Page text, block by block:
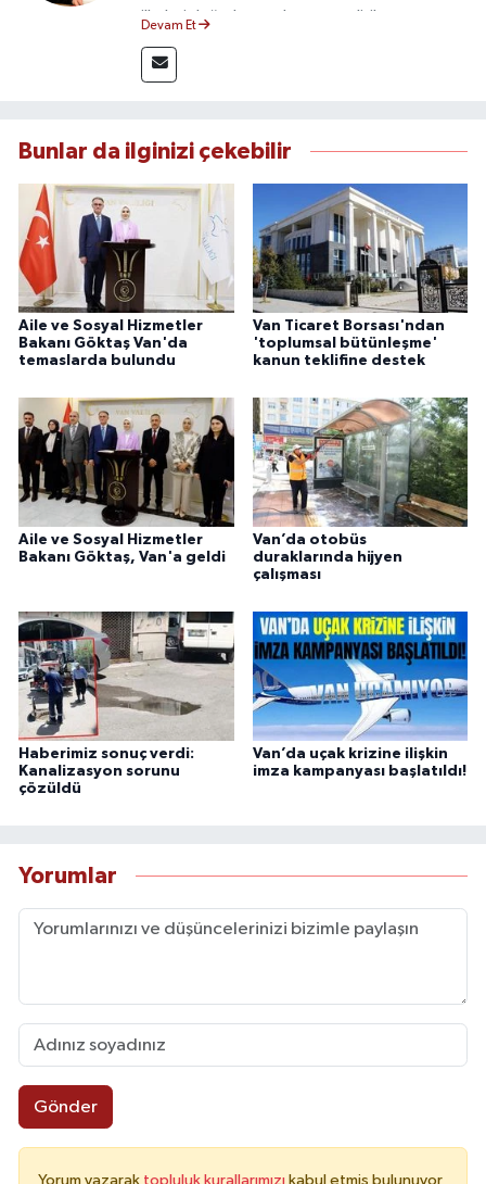
ilkeleri doğrultusunda yayın politikasının
yönetiminden sorumludur. Yerel ve ulusal
gündemi yakından takip eden Güçlü, tarafsız,
etmektedir.
Devam Et
Bunlar da ilginizi çekebilir
Aile ve Sosyal Hizmetler
Bakanı Göktaş Van'da
temaslarda bulundu
Van Ticaret Borsası'ndan
'toplumsal bütünleşme'
kanun teklifine destek
Aile ve Sosyal Hizmetler
Bakanı Göktaş, Van'a geldi
Van’da otobüs
duraklarında hijyen
çalışması
Haberimiz sonuç verdi:
Kanalizasyon sorunu
çözüldü
Van’da uçak krizine ilişkin
imza kampanyası başlatıldı!
Yorumlar
Gönder
Yorum yazarak topluluk kurallarımızı kabul etmiş bulunuyor